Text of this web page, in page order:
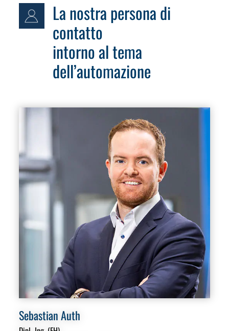
La nostra persona di
contatto
intorno al tema
dell’automazione
Sebastian Auth